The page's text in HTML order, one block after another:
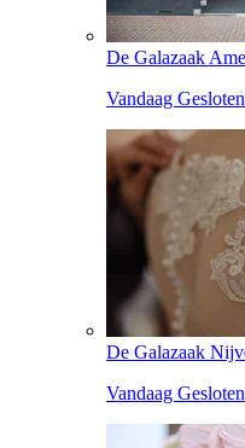
De Galazaak
Vandaag Gesloten
De Galazaak
Vandaag Gesloten